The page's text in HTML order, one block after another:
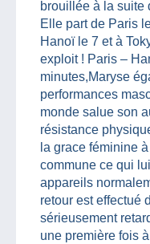
brouillée à la suite
Elle part de Paris
Hanoï le 7 et à
exploit ! Paris –
minutes,Maryse
performances
monde salue son
résistance
la grace féminine
commune ce qui
appareils
retour est effectué
sérieusement
une première fois